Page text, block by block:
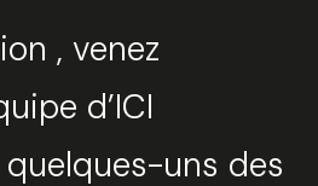
, venez
d’ICI
uns des